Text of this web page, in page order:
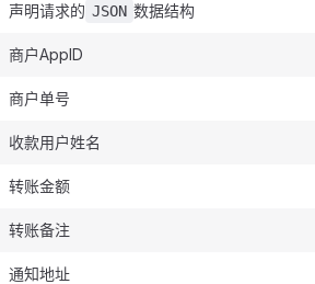
声明请求的 JSON 数据结构
商户AppID
商户单号
收款用户姓名
转账金额
转账备注
通知地址